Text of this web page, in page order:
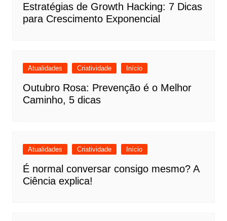
Estratégias de Growth Hacking: 7 Dicas
para Crescimento Exponencial
Atualidades Criatividade Início
Outubro Rosa: Prevenção é o Melhor
Caminho, 5 dicas
Atualidades Criatividade Início
É normal conversar consigo mesmo? A
Ciência explica!